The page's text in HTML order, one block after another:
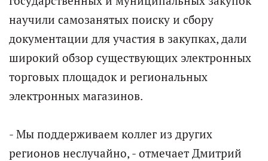
научили самозанятых поиску и сбору
документации для участия в закупках, дали
широкий обзор существующих электронных
торговых площадок и региональных
электронных магазинов.
- Мы поддерживаем коллег из других
регионов неслучайно, - отмечает Дмитрий